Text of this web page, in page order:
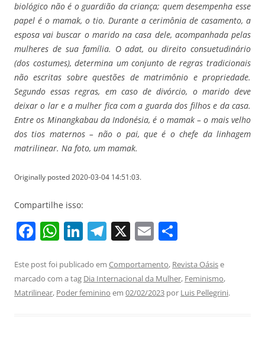
biológico não é o guardião da criança; quem desempenha esse
papel é o mamak, o tio. Durante a cerimônia de casamento, a
esposa vai buscar o marido na casa dele, acompanhada pelas
mulheres de sua família. O adat, ou direito consuetudinário
(dos costumes), determina um conjunto de regras tradicionais
não escritas sobre questões de matrimônio e propriedade.
Segundo essas regras, em caso de divórcio, o marido deve
deixar o lar e a mulher fica com a guarda dos filhos e da casa.
Entre os Minangkabau da Indonésia, é o mamak – o mais velho
dos tios maternos – não o pai, que é o chefe da linhagem
matrilinear. Na foto, um mamak.
Originally posted 2020-03-04 14:51:03.
Compartilhe isso:
F
c
e
W
at
s
Li
k
e
T
e
gr
X E
ai
l
ar
e
Este post foi publicado em Comportamento, Revista Oásise
marcado com a tag Dia Internacional da Mulher, Feminismo,
Matrilinear, Poder feminino em 02/02/2023 por Luis Pellegrini.